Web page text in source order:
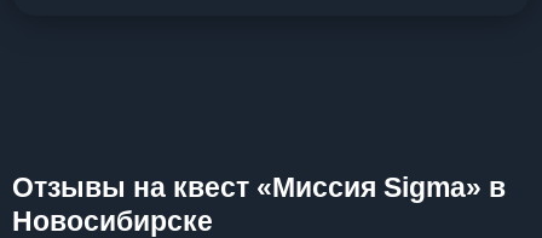
Отзывы на квест «Миссия Sigma» в
Новосибирске